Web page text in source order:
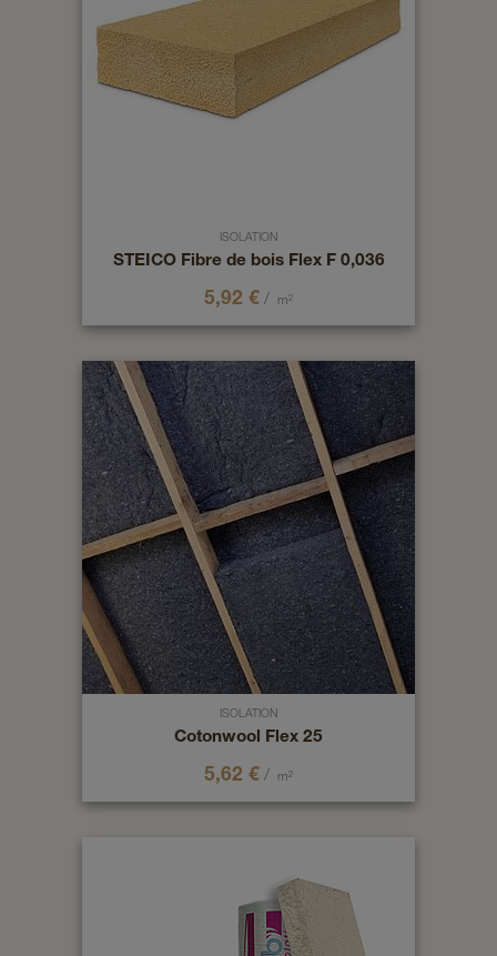
ISOLATION
STEICO Fibre de bois Flex F 0,036
5,92 € / m²
ISOLATION
Cotonwool Flex 25
5,62 € / m²